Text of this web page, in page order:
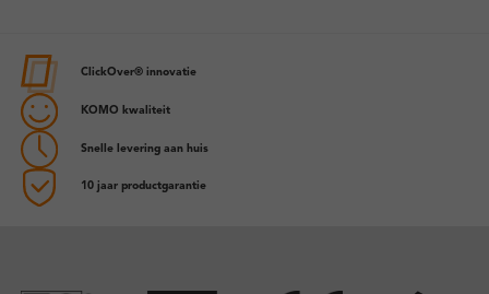
ClickOver® innovatie
KOMO kwaliteit
Snelle levering aan huis
10 jaar productgarantie